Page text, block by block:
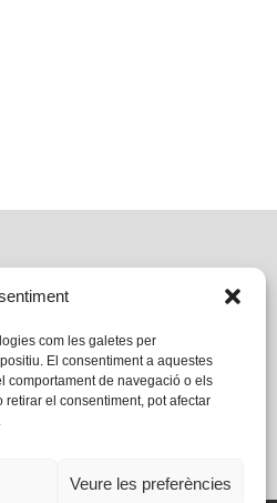
com les galetes per
El consentiment a aquestes
comportament de navegació o els
el consentiment, pot afectar
Veure les preferències